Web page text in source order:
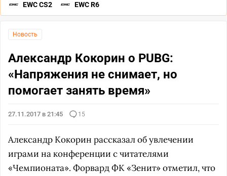
EWC CS2 EWC R6
Новость
Александр Кокорин о PUBG:
«Напряжения не снимает, но
помогает занять время»
27.11.2017 в 21:45 15
Александр Кокорин рассказал об увлечении
играми на конференции с читателями
«Чемпионата». Форвард ФК «Зенит» отметил, что